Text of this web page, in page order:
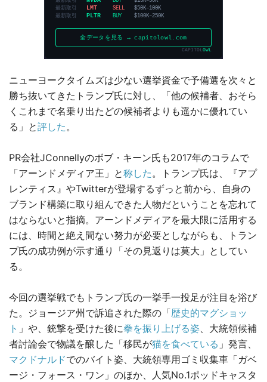
ニューヨークタイムズは少ない選挙資金で予備選を次々と
勝ち抜いてきたトランプ氏に対し、「他の候補者、おそら
くこれまで名乗り出たどの候補者よりも遥かに優れてい
る」と評した。
PR会社JConnellyのボブ・キーン氏も2017年のコラムで
「アーンドメディア王」と称した。トランプ氏は、『アプ
レンティス』やTwitterが登場するずっと前から、自身の
ブランド構築に取り組んできた人物だということを忘れて
はならないと指摘。アーンドメディアを最大限に活用する
には、時間と絶え間ない努力が必要としながらも、トラン
プ氏の成功例が示す通り「その見返りは莫大」としてい
る。
今回の選挙戦でもトランプ氏の一挙手一投足が注目を浴び
た。ジョージア州で訴追された際の「歴史的マグショッ
ト 」や、銃撃を受けた後に拳を振り上げる姿、大統領候補
者討論会で物議を醸した「移民が猫を食べている 」発言、
マクドナルドでのバイト姿、大統領専用ゴミ収集車「ガベ
ージ・フォース・ワン」のほか、人気No.1ポッドキャスタ